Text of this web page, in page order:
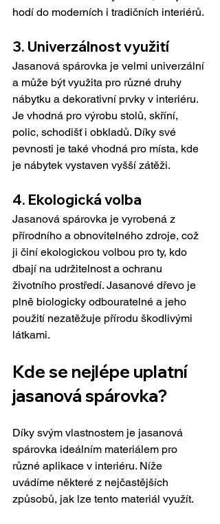
hodí do moderních i tradičních interiérů.
3. Univerzálnost využití
Jasanová spárovka je velmi univerzální
a může být využita pro různé druhy
nábytku a dekorativní prvky v interiéru.
Je vhodná pro výrobu stolů, skříní,
polic, schodišť i obkladů. Díky své
pevnosti je také vhodná pro místa, kde
je nábytek vystaven vyšší zátěži.
4. Ekologická volba
Jasanová spárovka je vyrobená z
přírodního a obnovitelného zdroje, což
ji činí ekologickou volbou pro ty, kdo
dbají na udržitelnost a ochranu
životního prostředí. Jasanové dřevo je
plně biologicky odbouratelné a jeho
použití nezatěžuje přírodu škodlivými
látkami.
Kde se nejlépe uplatní
jasanová spárovka?
Díky svým vlastnostem je jasanová
spárovka ideálním materiálem pro
různé aplikace v interiéru. Níže
uvádíme některé z nejčastějších
způsobů, jak lze tento materiál využít.